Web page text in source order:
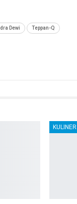
Dewi Teppan-Q
KULINER